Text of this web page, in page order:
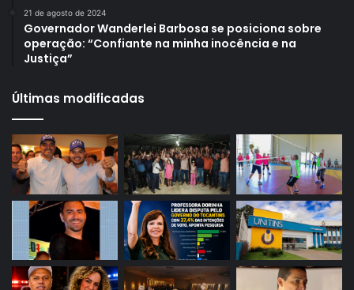
21 de agosto de 2024
Governador Wanderlei Barbosa se posiciona sobre
operação: “Confiante na minha inocência e na
Justiça”
Últimas modificadas